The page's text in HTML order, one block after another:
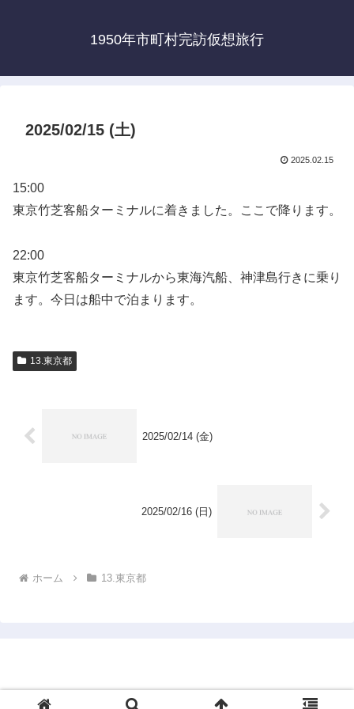
1950年市町村完訪仮想旅行
2025/02/15 (土)
2025.02.15
15:00
東京竹芝客船ターミナルに着きました。ここで降ります。
22:00
東京竹芝客船ターミナルから東海汽船、神津島行きに乗り
ます。今日は船中で泊まります。
13.東京都
2025/02/14 (金)
2025/02/16 (日)
ホーム 13.東京都